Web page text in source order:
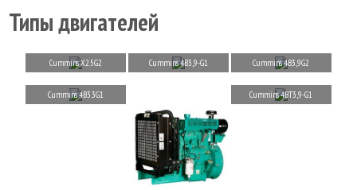
Типы двигателей
Cummins X2.5G2 Cummins 4B3,9-G1 Cummins 4B3,9G2
Cummins 4B3.3G1 Cummins 4BT3,9-G1